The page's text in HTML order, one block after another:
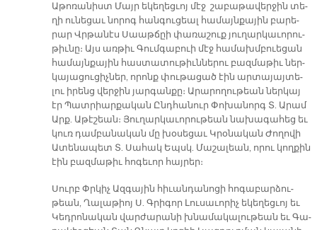
Ա­թո­ռա­նիստ Մայր ե­կե­ղեց­ւոյ մէջ շա­բա­թա­վեր­ջին տե­
ղի ու­նե­ցաւ նո­րոգ հան­գու­ցեալ հա­մայն­քա­յին բա­րե­
րար Վրթա­նէս Սաաթ­ճըի փա­ռա­շուք յու­ղար­կա­ւո­րու­
թիւ­նը։ Այս առ­թիւ Գում­գա­բուի մէջ հա­մախմ­բուե­ցան
հա­մայն­քա­յին հաս­տա­տու­թիւն­նե­րու բազ­մա­թիւ ներ­
կա­յա­ցու­ցիչ­ներ, ո­րոնք փու­թա­ցած էին ար­տա­յայ­տե­
լու ի­րենց վեր­ջին յար­գան­քը։ Ա­րա­րո­ղու­թեան ներ­կայ
էր Պատ­րիար­քա­կան Ընդ­հա­նուր Փո­խա­նորգ Տ. Ա­րամ
Արք. Ա­թէ­շեան։ Յու­ղար­կա­ւո­րու­թեան նա­խա­գա­հեց եւ
կուռ դամ­բա­նա­կան մը խօ­սե­ցաւ Կրօ­նա­կան Ժո­ղո­վի
Ա­տե­նա­պետ Տ. Սա­հակ Եպսկ. Մա­շա­լեան, ո­րու կող­քին
էին բազ­մա­թիւ հո­գե­ւոր հայ­րեր։
Սուրբ Փրկիչ Ազ­գա­յին հի­ւան­դա­նո­ցի հո­գա­բար­ձու­
թեան, Ղա­լա­թիոյ Ս. Գրի­գոր Լու­սա­ւո­րիչ ե­կե­ղեց­ւոյ եւ
Կեդ­րո­նա­կան վար­ժա­րա­նի խնա­մա­կա­լու­թեան եւ Գա­